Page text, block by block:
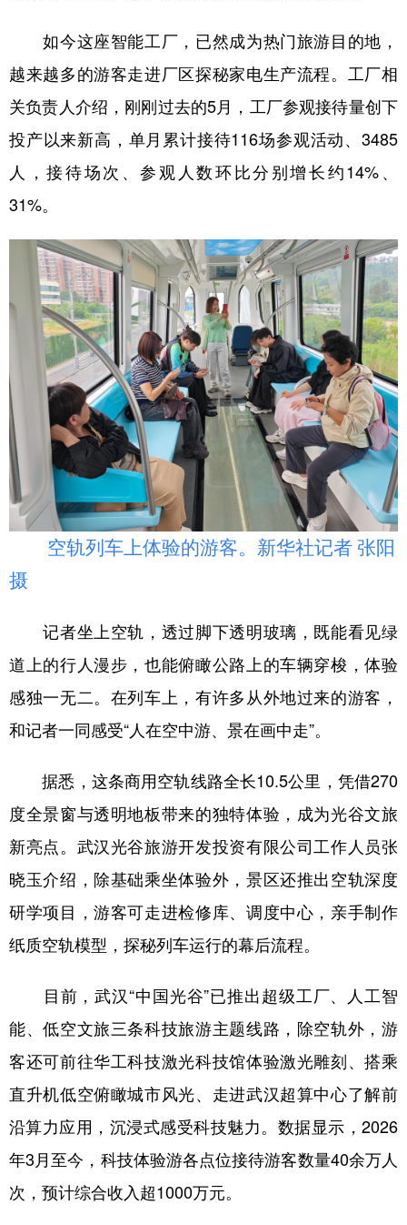
如今这座智能工厂，已然成为热门旅游目的地，
越来越多的游客走进厂区探秘家电生产流程。工厂相
关负责人介绍，刚刚过去的5月，工厂参观接待量创下
投产以来新高，单月累计接待116场参观活动、3485
人，接待场次、参观人数环比分别增长约14%、
31%。
空轨列车上体验的游客。新华社记者 张阳
摄
记者坐上空轨，透过脚下透明玻璃，既能看见绿
道上的行人漫步，也能俯瞰公路上的车辆穿梭，体验
感独一无二。在列车上，有许多从外地过来的游客，
和记者一同感受“人在空中游、景在画中走”。
据悉，这条商用空轨线路全长10.5公里，凭借270
度全景窗与透明地板带来的独特体验，成为光谷文旅
新亮点。武汉光谷旅游开发投资有限公司工作人员张
晓玉介绍，除基础乘坐体验外，景区还推出空轨深度
研学项目，游客可走进检修库、调度中心，亲手制作
纸质空轨模型，探秘列车运行的幕后流程。
目前，武汉“中国光谷”已推出超级工厂、人工智
能、低空文旅三条科技旅游主题线路，除空轨外，游
客还可前往华工科技激光科技馆体验激光雕刻、搭乘
直升机低空俯瞰城市风光、走进武汉超算中心了解前
沿算力应用，沉浸式感受科技魅力。数据显示，2026
年3月至今，科技体验游各点位接待游客数量40余万人
次，预计综合收入超1000万元。